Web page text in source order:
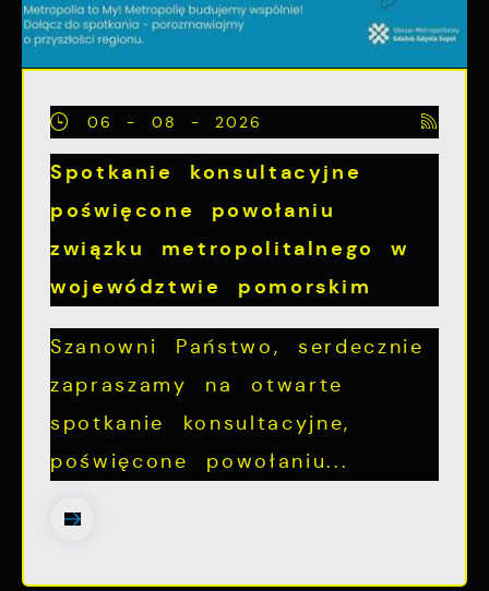
06 - 08 - 2026
Spotkanie konsultacyjne
poświęcone powołaniu
związku metropolitalnego w
województwie pomorskim
Szanowni Państwo, serdecznie
zapraszamy na otwarte
spotkanie konsultacyjne,
poświęcone powołaniu...